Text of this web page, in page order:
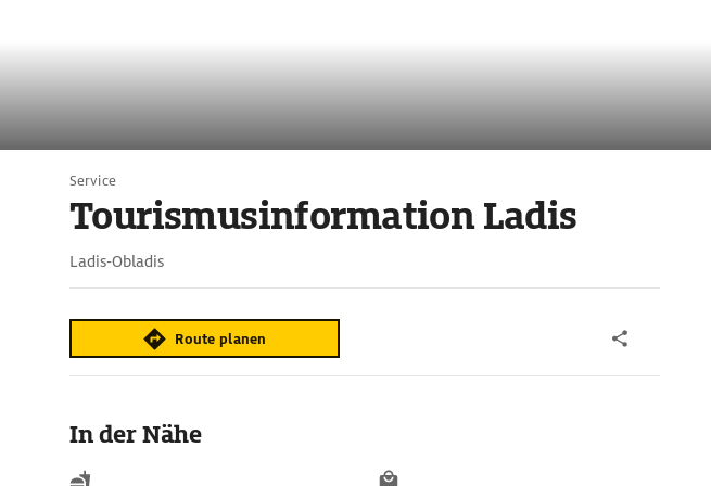
Service
Tourismusinformation Ladis
Ladis-Obladis
Route planen
In der Nähe